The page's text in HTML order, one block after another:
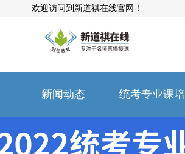
欢迎访问到新道祺在线官网！
新闻动态 统考专业课